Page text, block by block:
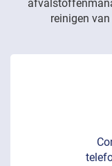
reinigen